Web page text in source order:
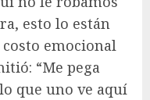
esto lo están
emocional
“Me pega
que uno ve aquí